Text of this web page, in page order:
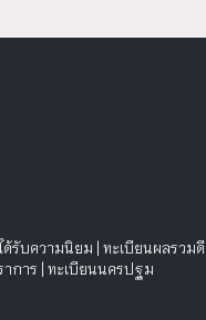
ด้รับความนิยม | ทะเบียนผลรวมดี
การ | ทะเบียนนครปฐม